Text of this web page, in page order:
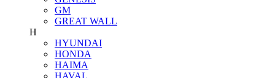
GM
GREAT WALL
H
HYUNDAI
HONDA
HAIMA
HAVAL